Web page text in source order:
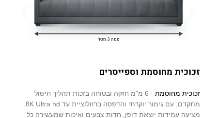
זכוכית מחוסמת וספייסרים
זכוכית מחוסמת
- 6 מ"מ חזקה ובטוחה בזכות תהליך חישול
מתקדם, עם גימור יוקרתי והדפסה ברזולוציית עד 8K Ultra hd.
מציעה עמידות יוצאת דופן, חדות צבעים ואיכות שמעשירה כל